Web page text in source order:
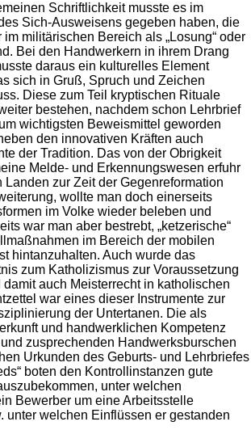
Schriftlichkeit musste es im
Sich-Ausweisens gegeben haben, die
militärischen Bereich als „Losung“ oder
Bei den Handwerkern in ihrem Drang
daraus ein kulturelles Element
sich in Gruß, Spruch und Zeichen
Diese zum Teil kryptischen Rituale
bestehen, nachdem schon Lehrbrief
wichtigsten Beweismittel geworden
den innovativen Kräften auch
der Tradition. Das von der Obrigkeit
Melde- und Erkennungswesen erfuhr
Landen zur Zeit der Gegenreformation
wollte man doch einerseits
im Volke wieder beleben und
war man aber bestrebt, „ketzerische“
im Bereich der mobilen
hintanzuhalten. Auch wurde das
zum Katholizismus zur Voraussetzung
auch Meisterrecht in katholischen
war eines dieser Instrumente zur
der Untertanen. Die als
und handwerklichen Kompetenz
zusprechenden Handwerksburschen
Urkunden des Geburts- und Lehrbriefes
boten den Kontrollinstanzen gute
unter welchen
Bewerber um eine Arbeitsstelle
unter welchen Einflüssen er gestanden